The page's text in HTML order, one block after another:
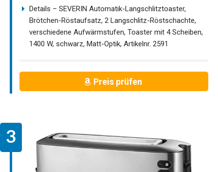
Details – SEVERIN Automatik-Langschlitztoaster,
Brötchen-Röstaufsatz, 2 Langschlitz-Röstschachte,
verschiedene Aufwärmstufen, Toaster mit 4 Scheiben,
1400 W, schwarz, Matt-Optik, Artikelnr. 2591
Preis prüfen